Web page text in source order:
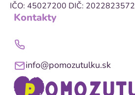
IČO: 45027200 DIČ: 2022823572
Kontakty
info@pomozutulku.sk